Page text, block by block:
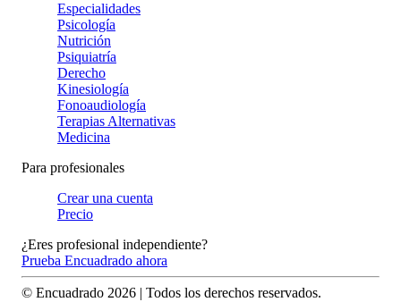
Especialidades
Psicología
Nutrición
Psiquiatría
Derecho
Kinesiología
Fonoaudiología
Terapias Alternativas
Medicina
Para profesionales
Crear una cuenta
Precio
¿Eres profesional independiente?
Prueba Encuadrado ahora
© Encuadrado 2026 | Todos los derechos reservados.